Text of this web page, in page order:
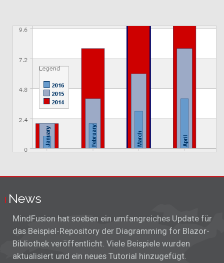
News
MindFusion hat soeben ein umfangreiches Update für
das Beispiel-Repository der Diagramming for Blazor-
Bibliothek veröffentlicht. Viele Beispiele wurden
aktualisiert und ein neues Tutorial hinzugefügt.